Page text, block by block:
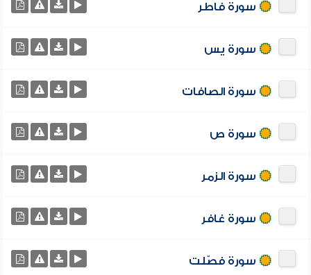
سورة فاطر
سورة يس
سورة الصافات
سورة ص
سورة الزمر
سورة غافر
سورة فصّلت